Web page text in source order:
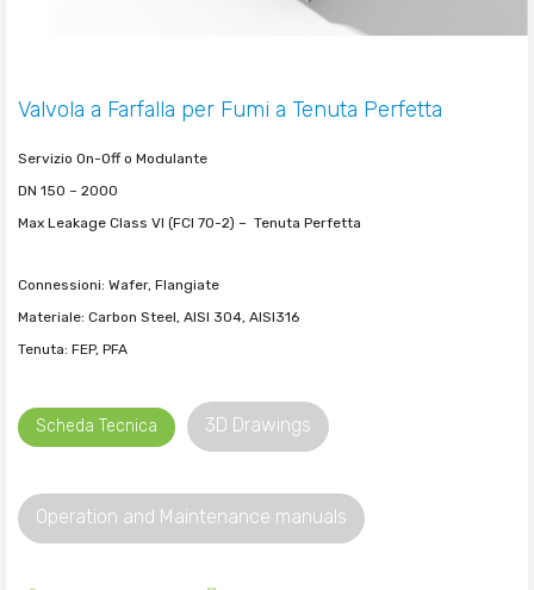
Valvola a Farfalla per Fumi a Tenuta Perfetta
Servizio On-Off o Modulante
DN 150 – 2000
Max Leakage Class VI (FCI 70-2) – Tenuta Perfetta
Connessioni: Wafer, Flangiate
Materiale: Carbon Steel, AISI 304, AISI316
Tenuta: FEP, PFA
Scheda Tecnica 3D Drawings
Operation and Maintenance manuals